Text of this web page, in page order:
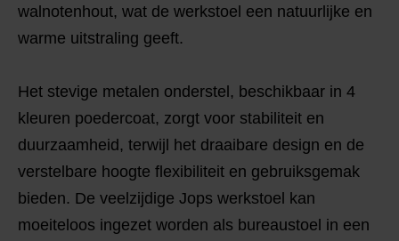
walnotenhout, wat de werkstoel een natuurlijke en
warme uitstraling geeft.
Het stevige metalen onderstel, beschikbaar in 4
kleuren poedercoat, zorgt voor stabiliteit en
duurzaamheid, terwijl het draaibare design en de
verstelbare hoogte flexibiliteit en gebruiksgemak
bieden. De veelzijdige Jops werkstoel kan
moeiteloos ingezet worden als bureaustoel in een